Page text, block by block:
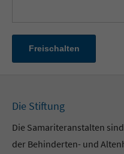
Die Stiftung
Die Samariteranstalten
der Behinderten- und